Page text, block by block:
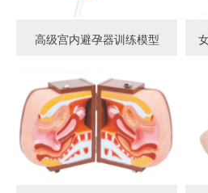
高级宫内避孕器训练模型